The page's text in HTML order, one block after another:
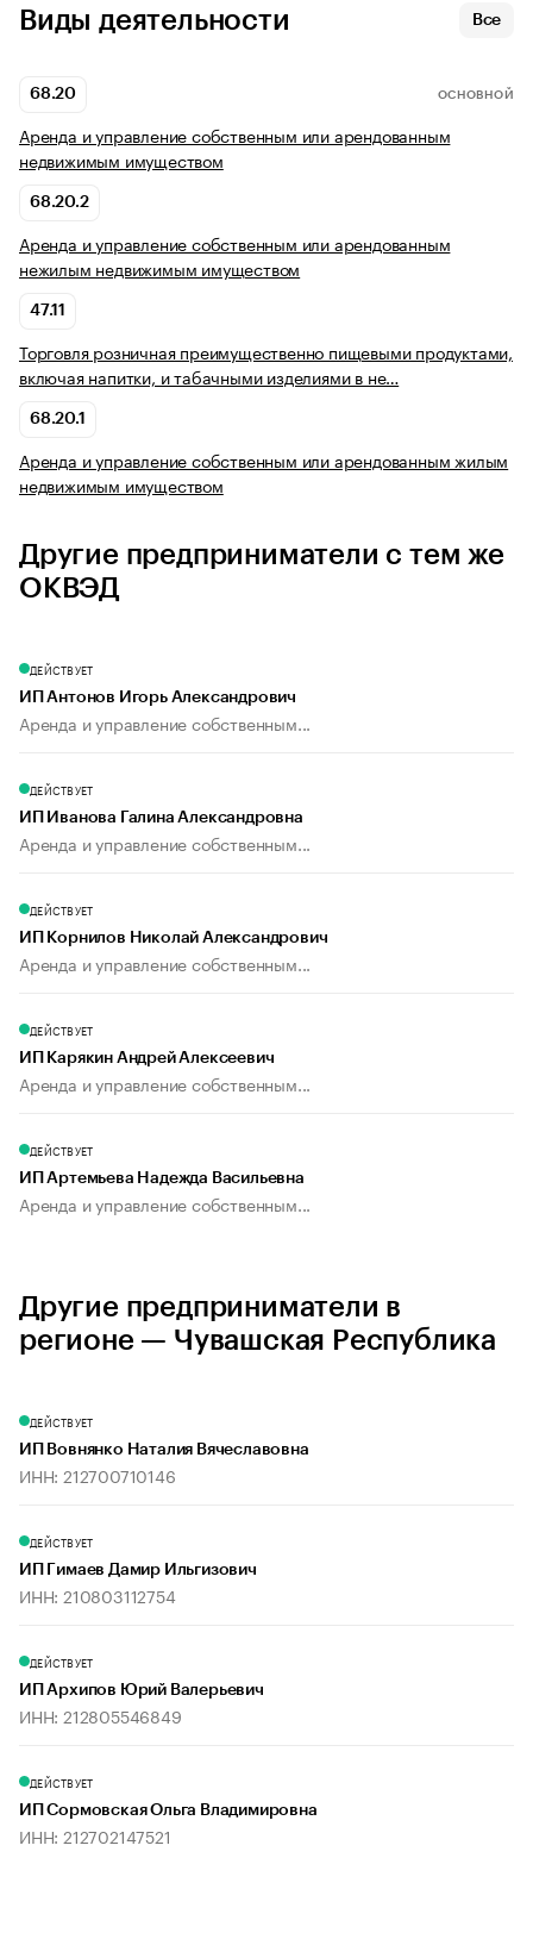
Виды деятельности Все
68.20 ОСНОВНОЙ
Аренда и управление собственным или арендованным
недвижимым имуществом
68.20.2
Аренда и управление собственным или арендованным
нежилым недвижимым имуществом
47.11
Торговля розничная преимущественно пищевыми продуктами,
включая напитки, и табачными изделиями в не…
68.20.1
Аренда и управление собственным или арендованным жилым
недвижимым имуществом
Другие предприниматели с тем же
ОКВЭД
ДЕЙСТВУЕТ
ИП Антонов Игорь Александрович
Аренда и управление собственным...
ДЕЙСТВУЕТ
ИП Иванова Галина Александровна
Аренда и управление собственным...
ДЕЙСТВУЕТ
ИП Корнилов Николай Александрович
Аренда и управление собственным...
ДЕЙСТВУЕТ
ИП Карякин Андрей Алексеевич
Аренда и управление собственным...
ДЕЙСТВУЕТ
ИП Артемьева Надежда Васильевна
Аренда и управление собственным...
Другие предприниматели в
регионе — Чувашская Республика
ДЕЙСТВУЕТ
ИП Вовнянко Наталия Вячеславовна
ИНН: 212700710146
ДЕЙСТВУЕТ
ИП Гимаев Дамир Ильгизович
ИНН: 210803112754
ДЕЙСТВУЕТ
ИП Архипов Юрий Валерьевич
ИНН: 212805546849
ДЕЙСТВУЕТ
ИП Сормовская Ольга Владимировна
ИНН: 212702147521